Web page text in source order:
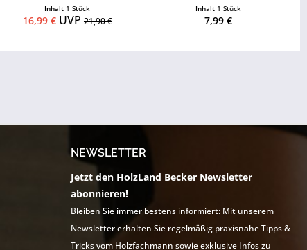
Inhalt 1 Stück
16,99 €UVP 21,90 €
Inhalt 1 Stück
7,99 €
NEWSLETTER
Jetzt den HolzLand Becker Newsletter
abonnieren!
Bleiben Sie immer bestens informiert: Mit unserem
Newsletter erhalten Sie regelmäßig praxisnahe Tipps &
Tricks vom Holzfachmann sowie exklusive Infos zu